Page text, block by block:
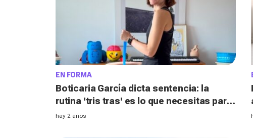
EN FORMA
Boticaria García dicta sentencia: la
rutina 'tris tras' es lo que necesitas para
tonificar tu cuerpo después de los 40
hay 2 años